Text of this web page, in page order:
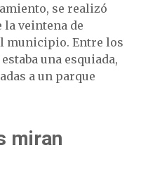
se realizó
la veintena de
municipio. Entre los
una esquiada,
a un parque
miran